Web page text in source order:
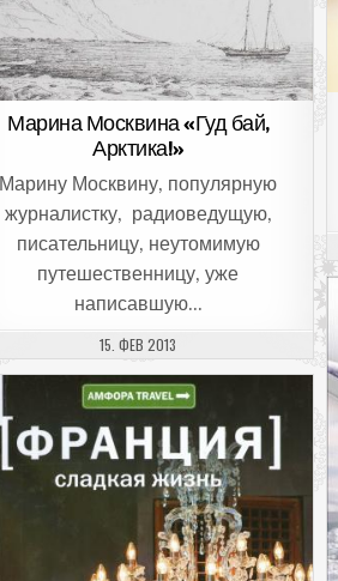
Марина Москвина «Гуд бай,
Арктика!»
Марину Москвину, популярную
журналистку, радиоведущую,
писательницу, неутомимую
путешественницу, уже
написавшую…
ДАТА ПУБЛИКАЦИИ:
15. ФЕВ 2013